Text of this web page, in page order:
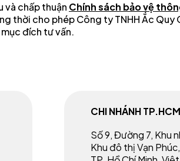
và chấp thuận Chính sách bảo vệ
thời cho phép Công ty TNHH Ắc Quy
đích tư vấn.
CHI NHÁNH TP.HCM
Số 9, Đường 7, Khu
Khu đô thị Vạn